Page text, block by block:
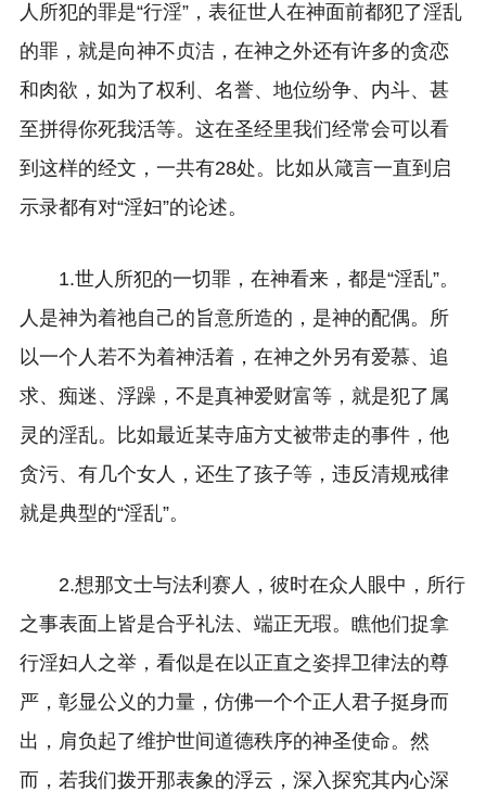
人所犯的罪是“行淫”，表征世人在神面前都犯了淫乱
的罪，就是向神不贞洁，在神之外还有许多的贪恋
和肉欲，如为了权利、名誉、地位纷争、内斗、甚
至拼得你死我活等。这在圣经里我们经常会可以看
到这样的经文，一共有28处。比如从箴言一直到启
示录都有对“淫妇”的论述。
1.世人所犯的一切罪，在神看来，都是“淫乱”。
人是神为着祂自己的旨意所造的，是神的配偶。所
以一个人若不为着神活着，在神之外另有爱慕、追
求、痴迷、浮躁，不是真神爱财富等，就是犯了属
灵的淫乱。比如最近某寺庙方丈被带走的事件，他
贪污、有几个女人，还生了孩子等，违反清规戒律
就是典型的“淫乱”。
2.想那文士与法利赛人，彼时在众人眼中，所行
之事表面上皆是合乎礼法、端正无瑕。瞧他们捉拿
行淫妇人之举，看似是在以正直之姿捍卫律法的尊
严，彰显公义的力量，仿佛一个个正人君子挺身而
出，肩负起了维护世间道德秩序的神圣使命。然
而，若我们拨开那表象的浮云，深入探究其内心深